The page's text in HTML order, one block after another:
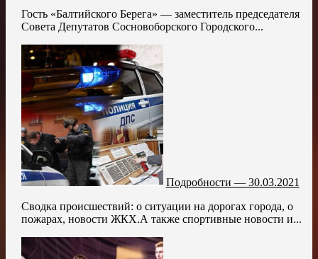
Гость «Балтийского Берега» — заместитель председателя
Совета Депутатов Сосновоборского Городского...
Подробности — 30.03.2021
Сводка происшествий: о ситуации на дорогах города, о
пожарах, новости ЖКХ.А также спортивные новости и...